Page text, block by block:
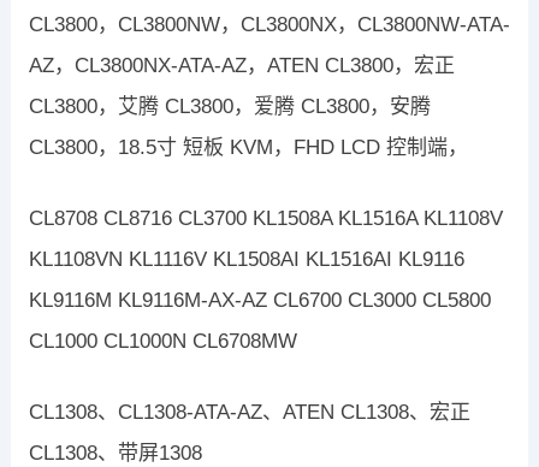
CL3800，CL3800NW，CL3800NX，CL3800NW-ATA-
AZ，CL3800NX-ATA-AZ，ATEN CL3800，宏正
CL3800，艾腾 CL3800，爱腾 CL3800，安腾
CL3800，18.5寸 短板 KVM，FHD LCD 控制端，
CL8708 CL8716 CL3700 KL1508A KL1516A KL1108V
KL1108VN KL1116V KL1508AI KL1516AI KL9116
KL9116M KL9116M-AX-AZ CL6700 CL3000 CL5800
CL1000 CL1000N CL6708MW
CL1308、CL1308-ATA-AZ、ATEN CL1308、宏正
CL1308、带屏1308